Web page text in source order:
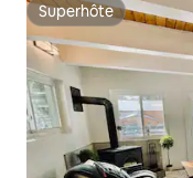
Superhôte
Superhôte